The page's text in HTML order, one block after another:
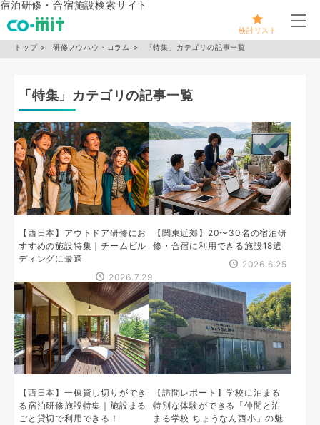
宿泊研修・合宿施設検索サイト
検討リスト
メ
トップ 研修ノウハウ・コラム 「特集」カテゴリの記事一覧
「特集」カテゴリの記事一覧
【西日本】アウトドア研修にお
すすめの施設特集｜チームビル
ディングに最適
2026.7.29
【関東近郊】20〜30名の宿泊研
修・合宿に利用できる施設18選
2026.6.25
【西日本】一棟貸し切りができ
る宿泊研修施設特集｜施設まる
ごと貸切で利用できる！
【訪問レポート】学校に泊まる
特別な体験ができる「仲間と泊
まる学校 ちょうなん西小」の魅